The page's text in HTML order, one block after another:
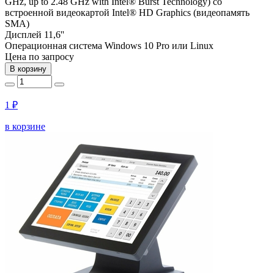
встроенной видеокартой Intel® HD Graphics (видеопамять
SMA)
Дисплей 11,6''
Операционная система Windows 10 Pro или Linux
Цена по запросу
В корзину
1 ₽
в корзине